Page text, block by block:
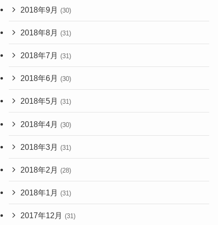
2018年9月 (30)
2018年8月 (31)
2018年7月 (31)
2018年6月 (30)
2018年5月 (31)
2018年4月 (30)
2018年3月 (31)
2018年2月 (28)
2018年1月 (31)
2017年12月 (31)